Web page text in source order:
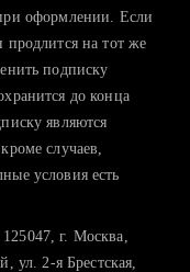
оформлении. Если
продлится на тот же
подписку
до конца
являются
случаев,
условия есть
г. Москва,
ул. 2-я Брестская,